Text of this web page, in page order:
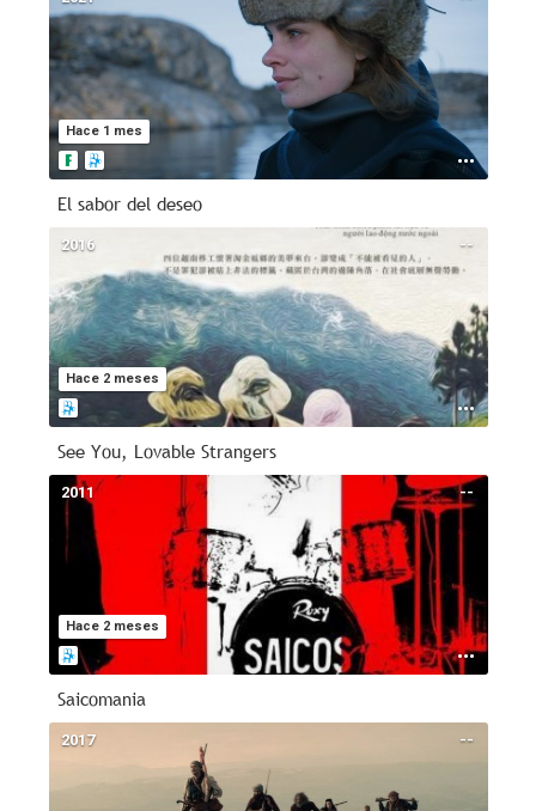
Hace 1 mes
El sabor del deseo
--
Hace 2 meses
2016
See You, Lovable Strangers
--
Hace 2 meses
2011
Saicomania
--
2017